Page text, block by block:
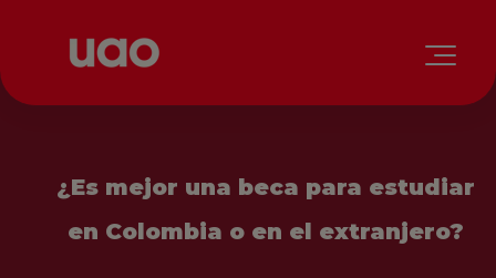
¿Es mejor una beca para estudiar
en Colombia o en el extranjero?